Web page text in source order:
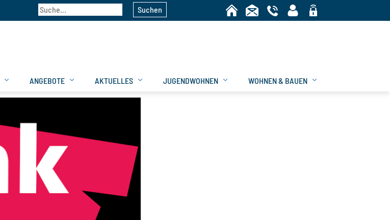
Bereich
Suchen
ANGEBOTE AKTUELLES JUGENDWOHNEN WOHNEN & BAUEN